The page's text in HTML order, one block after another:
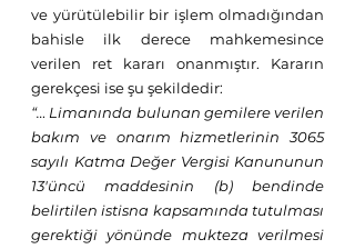
ve yürütülebilir bir işlem olmadığından
bahisle ilk derece mahkemesince
verilen ret kararı onanmıştır. Kararın
gerekçesi ise şu şekildedir:
“… Limanında bulunan gemilere verilen
bakım ve onarım hizmetlerinin 3065
sayılı Katma Değer Vergisi Kanununun
13'üncü maddesinin (b) bendinde
belirtilen istisna kapsamında tutulması
gerektiği yönünde mukteza verilmesi